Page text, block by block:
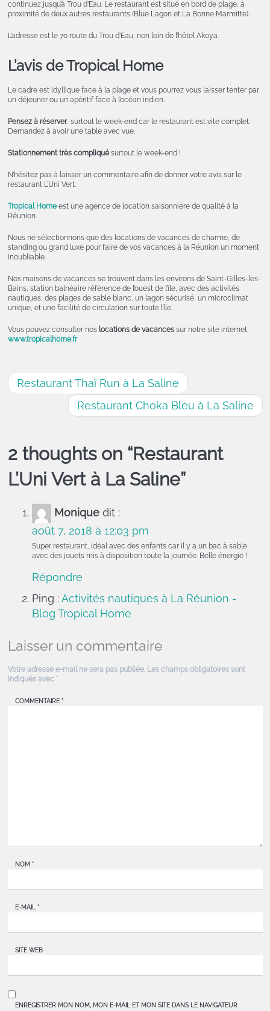
continuez jusqu’à Trou d’Eau. Le restaurant est situé en bord de plage, à
proximité de deux autres restaurants (Blue Lagon et La Bonne Marmitte).
L’adresse est le 70 route du Trou d’Eau, non loin de l’hôtel Akoya.
L’avis de Tropical Home
Le cadre est idyllique face à la plage et vous pourrez vous laisser tenter par
un déjeuner ou un apéritif face à l’océan indien.
Pensez à réserver, surtout le week-end car le restaurant est vite complet.
Demandez à avoir une table avec vue.
Stationnement très compliquésurtout le week-end !
N’hésitez pas à laisser un commentaire afin de donner votre avis sur le
restaurant L’Uni Vert.
Tropical Homeest une agence de location saisonnière de qualité à la
Réunion.
Nous ne sélectionnons que des locations de vacances de charme, de
standing ou grand luxe pour faire de vos vacances à la Réunion un moment
inoubliable.
Nos maisons de vacances se trouvent dans les environs de Saint-Gilles-les-
Bains, station balnéaire référence de l’ouest de l’île, avec des activités
nautiques, des plages de sable blanc, un lagon sécurisé, un microclimat
unique, et une facilité de circulation sur toute l’île.
Vous pouvez consulter nos locations de vacancessur notre site internet
www.tropicalhome.fr
Restaurant Thaï Run à La Saline
Restaurant Choka Bleu à La Saline
2 thoughts on “Restaurant
L’Uni Vert à La Saline”
Monique dit :
août 7, 2018 à 12:03 pm
Super restaurant, idéal avec des enfants car il y a un bac à sable
avec des jouets mis à disposition toute la journée. Belle énergie !
Répondre
Ping :Activités nautiques à La Réunion -
Blog Tropical Home
Laisser un commentaire
Votre adresse e-mail ne sera pas publiée. Les champs obligatoires sont
indiqués avec *
COMMENTAIRE *
NOM *
E-MAIL *
SITE WEB
ENREGISTRER MON NOM, MON E-MAIL ET MON SITE DANS LE NAVIGATEUR